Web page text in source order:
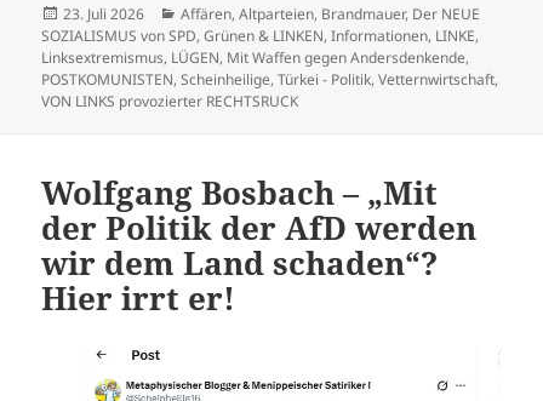
Veröffentlicht
am
23. Juli 2026 Kategorien
Affären,Altparteien, Brandmauer, Der NEUE
SOZIALISMUS von SPD, Grünen & LINKEN,Informationen, LINKE,
Linksextremismus, LÜGEN, Mit Waffen gegen Andersdenkende,
POSTKOMUNISTEN,Scheinheilige,Türkei - Politik,Vetternwirtschaft,
VON LINKS provozierter RECHTSRUCK
Wolfgang Bosbach – „Mit
der Politik der AfD werden
wir dem Land schaden“?
Hier irrt er!